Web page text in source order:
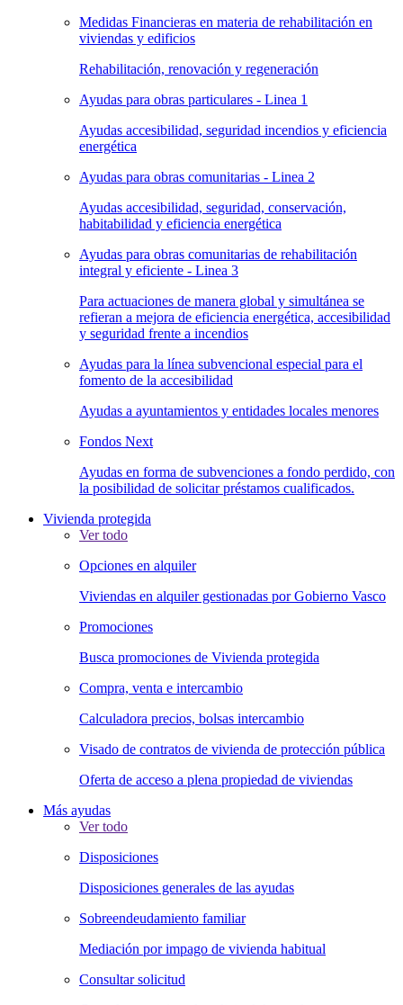
Medidas Financieras en materia de rehabilitación en
viviendas y edificios
Rehabilitación, renovación y regeneración
Ayudas para obras particulares - Linea 1
Ayudas accesibilidad, seguridad incendios y eficiencia
energética
Ayudas para obras comunitarias - Linea 2
Ayudas accesibilidad, seguridad, conservación,
habitabilidad y eficiencia energética
Ayudas para obras comunitarias de rehabilitación
integral y eficiente - Linea 3
Para actuaciones de manera global y simultánea se
refieran a mejora de eficiencia energética, accesibilidad
y seguridad frente a incendios
Ayudas para la línea subvencional especial para el
fomento de la accesibilidad
Ayudas a ayuntamientos y entidades locales menores
Fondos Next
Ayudas en forma de subvenciones a fondo perdido, con
la posibilidad de solicitar préstamos cualificados.
Vivienda protegida
Ver todo
Opciones en alquiler
Viviendas en alquiler gestionadas por Gobierno Vasco
Promociones
Busca promociones de Vivienda protegida
Compra, venta e intercambio
Calculadora precios, bolsas intercambio
Visado de contratos de vivienda de protección pública
Oferta de acceso a plena propiedad de viviendas
Más ayudas
Ver todo
Disposiciones
Disposiciones generales de las ayudas
Sobreendeudamiento familiar
Mediación por impago de vivienda habitual
Consultar solicitud